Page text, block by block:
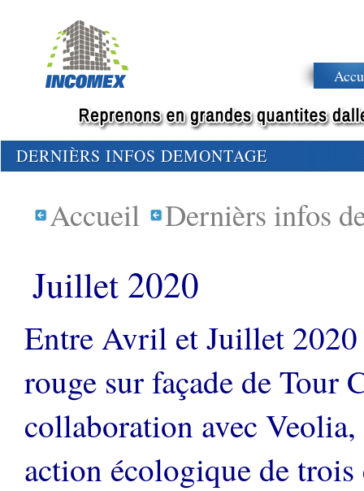
DERNIÈRS INFOS DEMONTAGE
Accueil Dernièrs infos
Juillet 2020
Entre Avril et Juillet 2020
rouge sur façade de Tour
collaboration avec
action écologique de